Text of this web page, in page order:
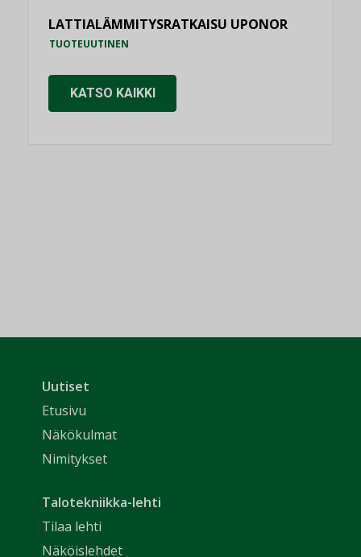
LATTIALÄMMITYSRATKAISU UPONOR
TUOTEUUTINEN
KATSO KAIKKI
Uutiset
Etusivu
Näkökulmat
Nimitykset
Talotekniikka-lehti
Tilaa lehti
Näköislehdet